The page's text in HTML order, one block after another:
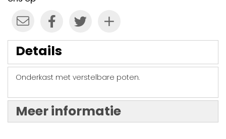
Details
Onderkast met verstelbare poten.
Meer informatie